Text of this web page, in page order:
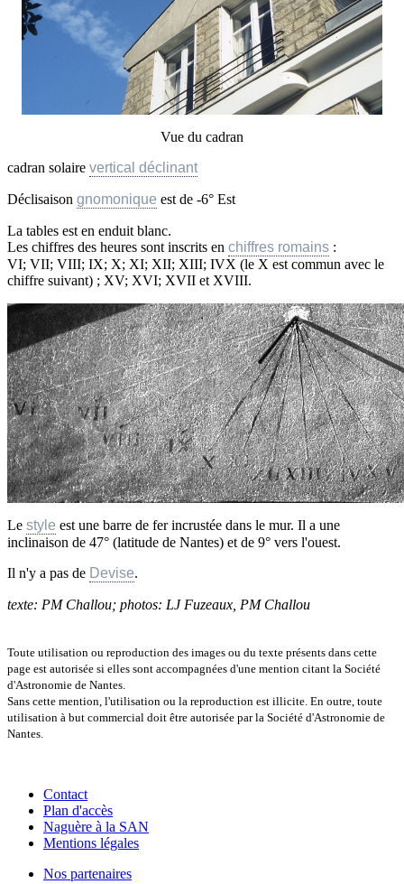
Vue du cadran
cadran solaire vertical déclinant
Déclisaison gnomonique est de -6° Est
La tables est en enduit blanc.
Les chiffres des heures sont inscrits en chiffres romains :
VI; VII; VIII; IX; X; XI; XII; XIII; IVX (le X est commun avec le
chiffre suivant) ; XV; XVI; XVII et XVIII.
Le style est une barre de fer incrustée dans le mur. Il a une
inclinaison de 47° (latitude de Nantes) et de 9° vers l'ouest.
Il n'y a pas de Devise.
texte: PM Challou; photos: LJ Fuzeaux, PM Challou
Toute utilisation ou reproduction des images ou du texte présents dans cette
page est autorisée si elles sont accompagnées d'une mention citant la Société
d'Astronomie de Nantes.
Sans cette mention, l'utilisation ou la reproduction est illicite. En outre, toute
utilisation à but commercial doit être autorisée par la Société d'Astronomie de
Nantes.
Contact
Plan d'accès
Naguère à la SAN
Mentions légales
Nos partenaires